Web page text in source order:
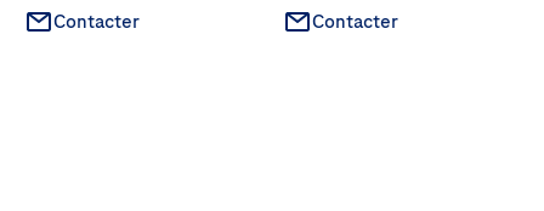
Contacter Contacter